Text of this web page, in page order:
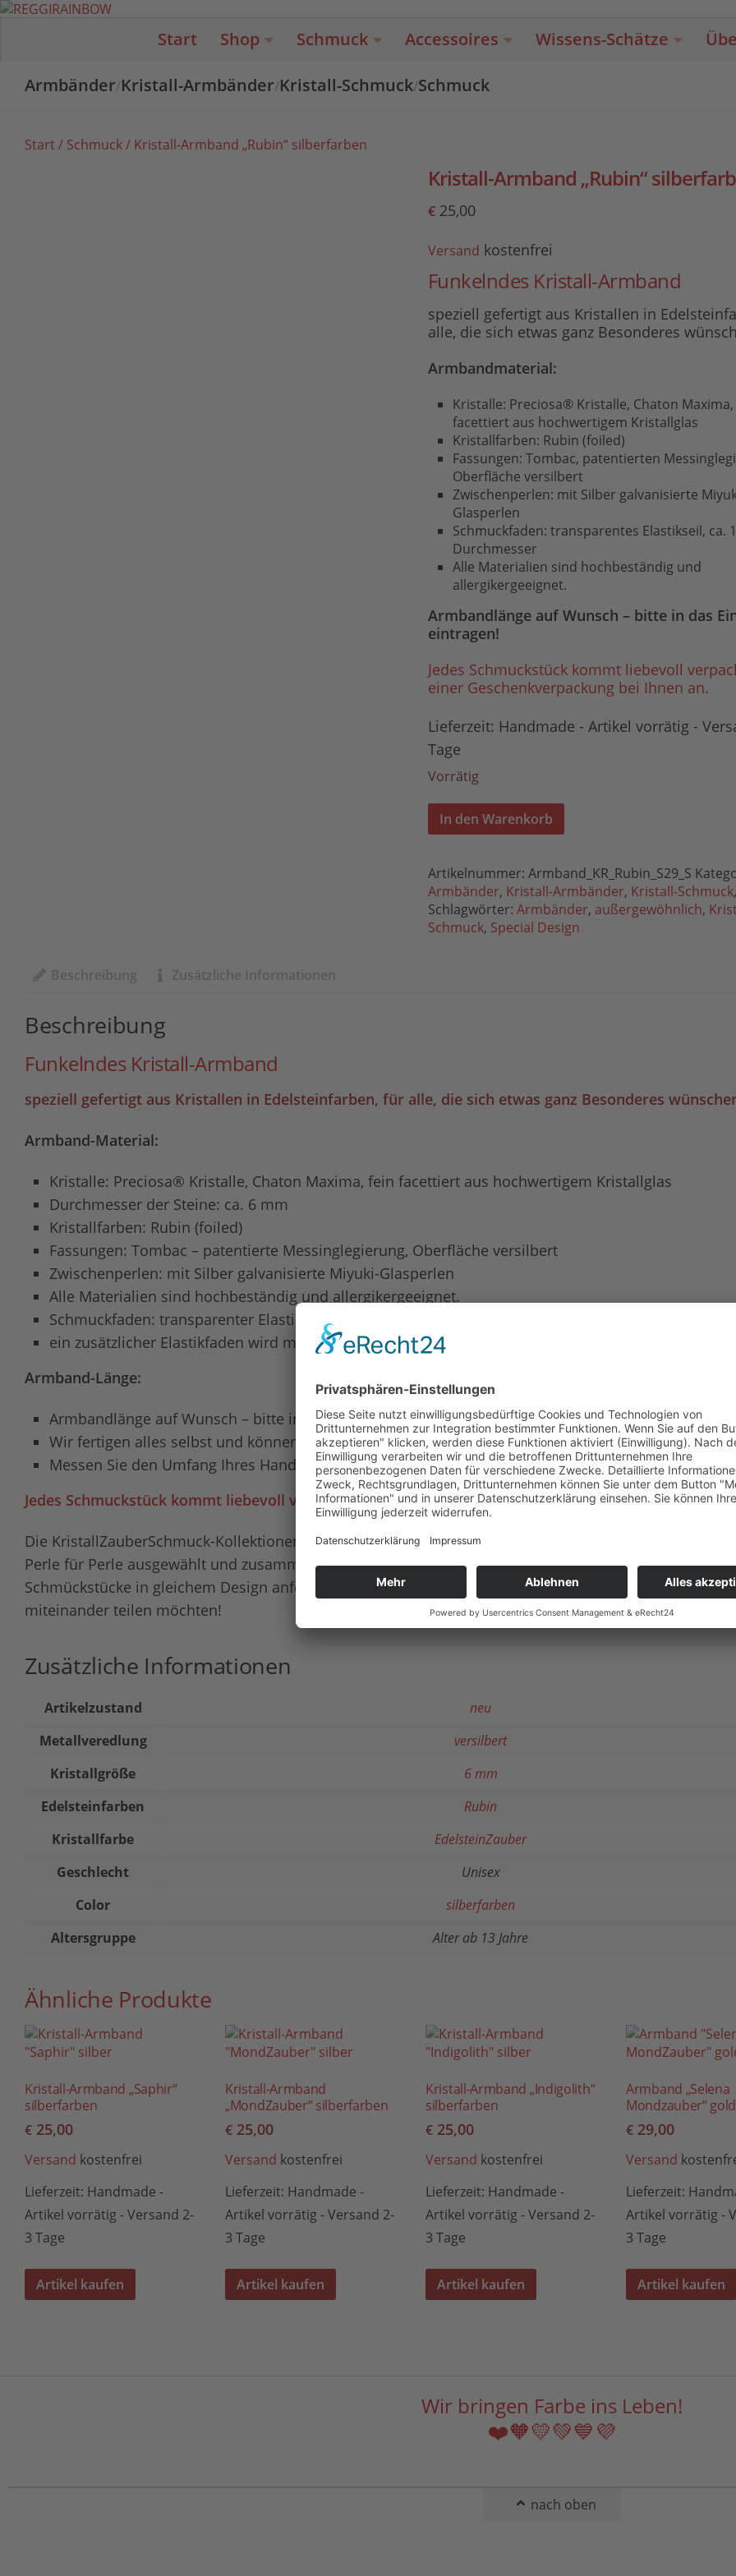
Start Shop Schmuck Accessoires Wissens-Schätze
Armbänder/Kristall-Armbänder/Kristall-Schmuck/Schmuck
Start / Schmuck/ Kristall-Armband „Rubin“ silberfarben
Kristall-Armband „Rubin“
€25,00
Versand kostenfrei
Funkelndes Kristall-Armband
speziell gefertigt aus Kristallen in
alle, die sich etwas ganz Besonderes
Armbandmaterial:
Kristalle: Preciosa® Kristalle, Chaton
facettiert aus hochwertigem Kristallglas
Kristallfarben: Rubin (foiled)
Fassungen: Tombac, patentierten
Oberfläche versilbert
Zwischenperlen: mit Silber galvanisierte
Glasperlen
Schmuckfaden: transparentes Elastikseil, ca.
Durchmesser
Alle Materialien sind hochbeständig und
allergikergeeignet.
Armbandlänge auf Wunsch – bitte in das
eintragen!
Jedes Schmuckstück kommt liebevoll
einer Geschenkverpackung bei Ihnen an.
Lieferzeit: Handmade - Artikel vorrätig -
Tage
Vorrätig
In den Warenkorb
Artikelnummer: Armband_KR_Rubin_S29_S
Armbänder, Kristall-Armbänder, Kristall-Schmuck,
Schlagwörter: Armbänder, außergewöhnlich,
Schmuck, Special Design
Beschreibung Zusätzliche Informationen
Beschreibung
Funkelndes Kristall-Armband
speziell gefertigt aus Kristallen in Edelsteinfarben, für alle, die sich etwas ganz Besonderes
Armband-Material:
Kristalle: Preciosa® Kristalle, Chaton Maxima, fein facettiert aus hochwertigem Kristallglas
Durchmesser der Steine: ca. 6 mm
Kristallfarben: Rubin (foiled)
Fassungen: Tombac – patentierte Messinglegierung, Oberfläche versilbert
Zwischenperlen: mit Silber galvanisierte Miyuki-Glasperlen
Alle Materialien sind hochbeständig und allergikergeeignet.
Schmuckfaden: transparenter Elastik-Schmuckfaden ca. 1mm im Durchmesser, stabil und flexibel
ein zusätzlicher Elastikfaden wird mitgeliefert – für Reparatur und Änderungen
Armband-Länge:
Armbandlänge auf Wunsch – bitte in das Eingabefeld eintragen!
Wir fertigen alles selbst und können auf Anfrage auch längere oder kürzere Armbänder
Messen Sie den Umfang Ihres Handgelenks – Hier eine Anleitung dazu⇑
Jedes Schmuckstück kommt liebevoll verpackt in einer hübschen Geschenkverpackung bei Ihnen an.
Die KristallZauberSchmuck-Kollektionen werden in unserer Schmuckmanufaktur individuell für Sie
Perle für Perle ausgewählt und zusammengestellt. Auf Anfrage können wir sehr gern mehrere Partner-
Schmückstücke in gleichem Design anfertigen, für liebe Menschen, die ihren ganz besonderen Zauber
miteinander teilen möchten!
Zusätzliche Informationen
Artikelzustand
neu
Metallveredlung
versilbert
Kristallgröße
6 mm
Edelsteinfarben
Rubin
Kristallfarbe
EdelsteinZauber
Geschlecht
Unisex
Color
silberfarben
Altersgruppe
Alter ab 13 Jahre
Ähnliche Produkte
Kristall-Armband „Saphir“
silberfarben
€ 25,00
Versand kostenfrei
Lieferzeit: Handmade -
Artikel vorrätig - Versand 2-
3 Tage
Artikel kaufen
Kristall-Armband
„MondZauber“ silberfarben
€ 25,00
Versand kostenfrei
Lieferzeit: Handmade -
Artikel vorrätig - Versand 2-
3 Tage
Artikel kaufen
Kristall-Armband „Indigolith“
silberfarben
€ 25,00
Versand kostenfrei
Lieferzeit: Handmade -
Artikel vorrätig - Versand 2-
3 Tage
Artikel kaufen
Armband „Selena
Mondzauber“
€ 29,00
Versand
Lieferzeit:
Artikel vorrätig -
3 Tage
Artikel kaufen
Wir bringen Farbe ins Leben!
❤️🧡💛💚💙💜
nach oben